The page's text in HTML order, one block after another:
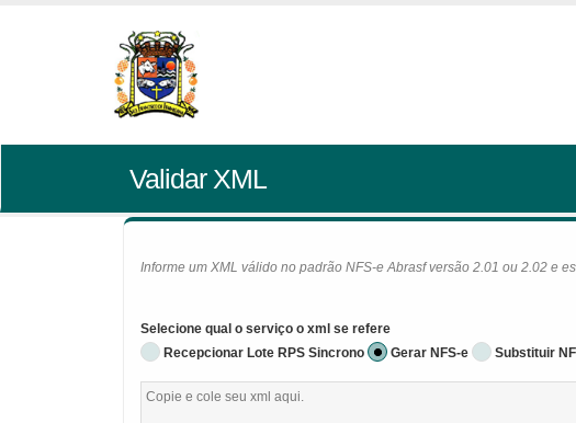
Validar XML
Informe um XML válido no padrão NFS-e Abrasf versão 2.01 ou 2.02 e
Selecione qual o serviço o xml se refere
Recepcionar Lote RPS Sincrono
Gerar NFS-e Substituir